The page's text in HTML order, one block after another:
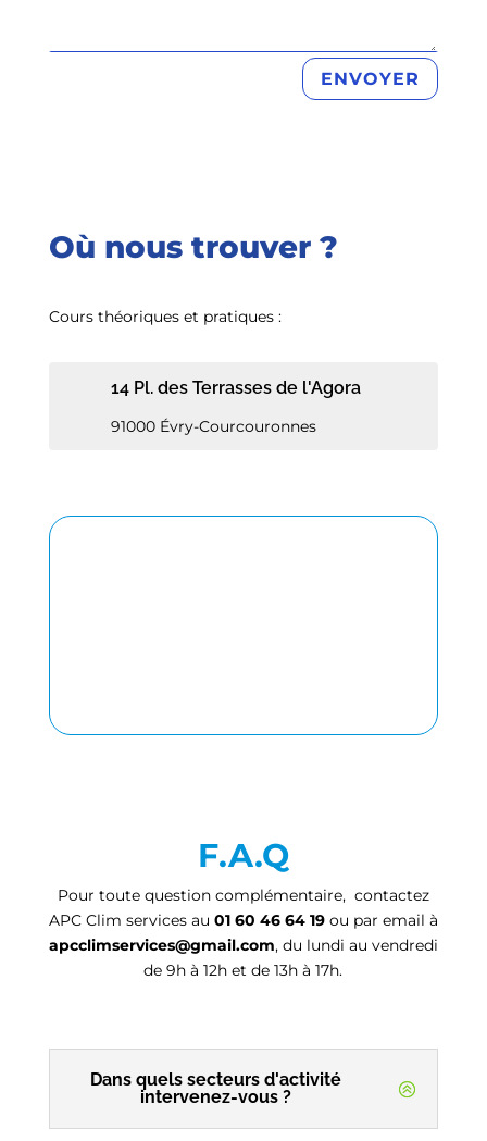
ENVOYER
Où nous trouver ?
Cours théoriques et pratiques :
14 Pl. des Terrasses de l'Agora
91000 Évry-Courcouronnes
F.A.Q
Pour toute question complémentaire, contactez
APC Clim services au 01 60 46 64 19ou par email à
apcclimservices@gmail.com, du lundi au vendredi
de 9h à 12h et de 13h à 17h.
Dans quels secteurs d'activité
intervenez-vous ?